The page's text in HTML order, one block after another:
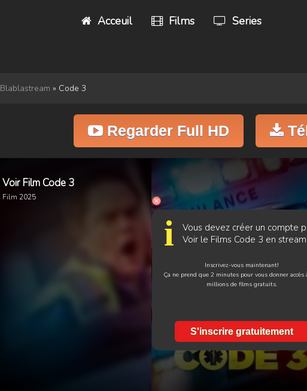
Acceuil Films Series
Blablastream » Code 3
Regarder Full HD
i
Vous devez créer un compte
Voir le Films Code 3 en
Inscrivez-vous maintenant!
Ça ne prend que 2 minutes pour vous donner accès
millions de films gratuits.
S'inscrire gratuitement
Voir Film Code 3
Film 2025